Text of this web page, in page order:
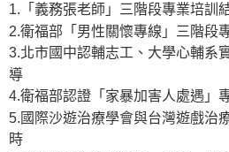
1.「義務張老師」三階段專業培訓
2.衛福部「男性關懷專線」三階段
3.北市國中認輔志工、大學心輔系
導
4.衛福部認證「家暴加害人處遇」
5.國際沙遊治療學會與台灣遊戲治
時